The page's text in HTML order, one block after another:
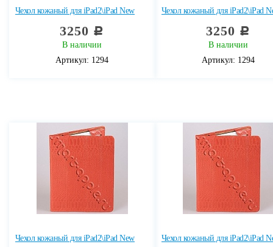
Чехол кожаный для iPad2\iPad New
3250 c
В наличии
Артикул: 1294
Чехол кожаный для iPad2\iPad
3250 c
В наличии
Артикул: 1294
Чехол кожаный для iPad2\iPad New Чехол кожаный для iPad2\iPad